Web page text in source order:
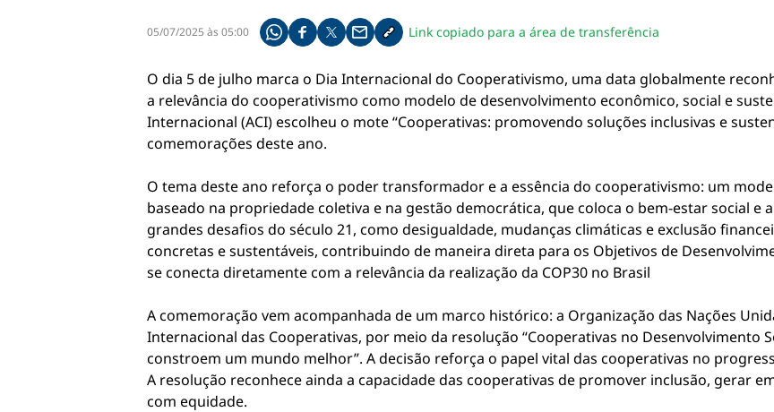
05/07/2025 às 05:00 Compartilhe pelo whatsapp
Compartilhar no facebook
Compartilhar no twitter
Compartilhe pelo email
Copiar link da notícia
Link copiado para a área de transferência
O dia 5 de julho marca o Dia Internacional do Cooperativismo, uma data globalmente
a relevância do cooperativismo como modelo de desenvolvimento econômico, social e
Internacional (ACI) escolheu o mote “Cooperativas: promovendo soluções inclusivas e
comemorações deste ano.
O tema deste ano reforça o poder transformador e a essência do cooperativismo: um
baseado na propriedade coletiva e na gestão democrática, que coloca o bem-estar social e
grandes desafios do século 21, como desigualdade, mudanças climáticas e exclusão
concretas e sustentáveis, contribuindo de maneira direta para os Objetivos de
se conecta diretamente com a relevância da realização da COP30 no Brasil
A comemoração vem acompanhada de um marco histórico: a Organização das Nações
Internacional das Cooperativas, por meio da resolução “Cooperativas no Desenvolvimento
constroem um mundo melhor”. A decisão reforça o papel vital das cooperativas no
A resolução reconhece ainda a capacidade das cooperativas de promover inclusão, gerar
com equidade.